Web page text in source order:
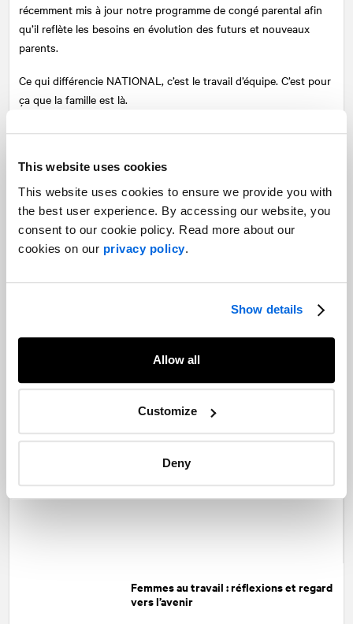
This website uses cookies
This website uses cookies to ensure we provide you with
the best user experience. By accessing our website, you
consent to our cookie policy. Read more about our
cookies on our privacy policy.
Show details
Allow all
Customize
Deny
récemment mis à jour notre programme de congé parental afin
qu’il reflète les besoins en évolution des futurs et nouveaux
parents.
Ce qui différencie NATIONAL , c’est le travail d’équipe. C’est pour
ça que la famille est là.
Facebook Twitter LinkedIn
Articles suggérés
Sur des sujets similaires
Souligner les réalisations
exceptionnelles chez NATIONAL
Souligner les réalisations
Derrière le prix Effet NATIONAL
Femmes au travail : réflexions et regard
vers l’avenir